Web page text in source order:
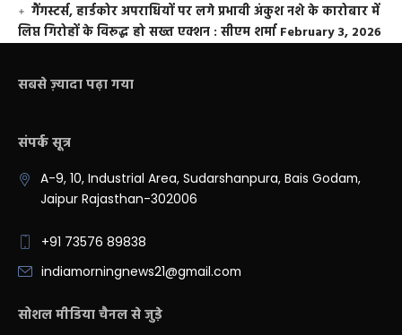
गैंगस्टर्स, हार्डकोर अपराधियों पर लगे प्रभावी अंकुश नशे के कारोबार में
लिप्त गिरोहों के विरूद्ध हो सख्त एक्शन : सीएम शर्मा February 3, 2026
सबसे ज़्यादा पढ़ा गया
संपर्क सूत्र
A-9, 10, Industrial Area, Sudarshanpura, Bais Godam,
Jaipur Rajasthan-302006
+91 73576 89838
indiamorningnews21@gmail.com
सोशल मीडिया चैनल से जुड़े